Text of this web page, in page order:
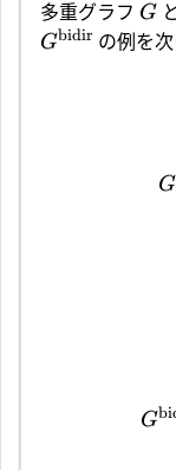
多重グラフ G
Gbidir の例を
G
G